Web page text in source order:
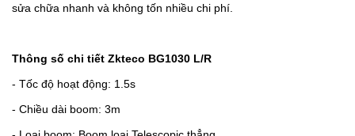
sửa chữa nhanh và không tốn nhiều chi phí.
Thông số chi tiết Zkteco BG1030 L/R
- Tốc độ hoạt động: 1.5s
- Chiều dài boom: 3m